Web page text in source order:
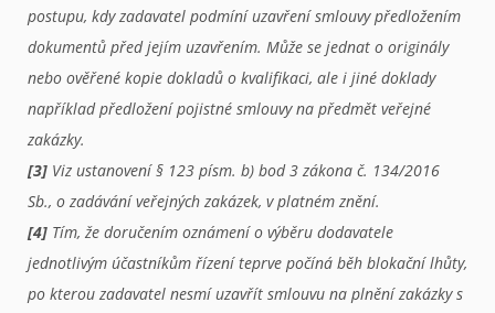
postupu, kdy zadavatel podmíní uzavření smlouvy předložením
dokumentů před jejím uzavřením. Může se jednat o originály
nebo ověřené kopie dokladů o kvalifikaci, ale i jiné doklady
například předložení pojistné smlouvy na předmět veřejné
zakázky.
[3] Viz ustanovení § 123 písm. b) bod 3 zákona č. 134/2016
Sb., o zadávání veřejných zakázek, v platném znění.
[4] Tím, že doručením oznámení o výběru dodavatele
jednotlivým účastníkům řízení teprve počíná běh blokační lhůty,
po kterou zadavatel nesmí uzavřít smlouvu na plnění zakázky s